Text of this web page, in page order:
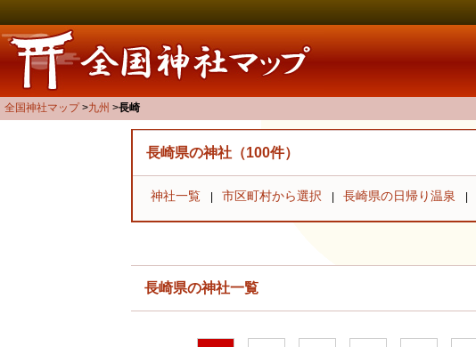
全国神社マップ 九州 長崎
長崎県の神社（100件）
神社一覧 市区町村から選択 長崎県の日帰り温泉
長崎県の神社一覧